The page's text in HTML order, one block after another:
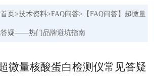
页 >技术资料>FAQ问答>【FAQ问答】超微量
答疑——热门品牌避坑指南
微量核酸蛋白检测仪常见答疑